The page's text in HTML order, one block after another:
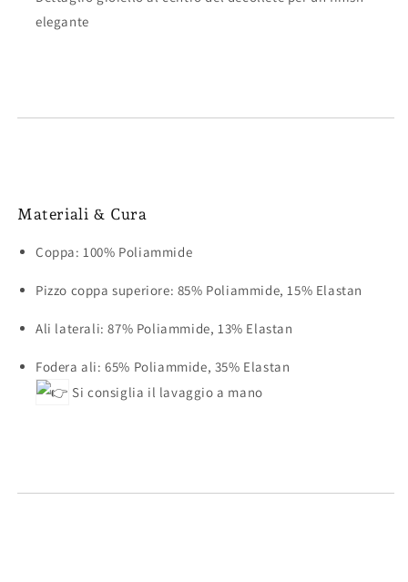
elegante
Materiali & Cura
Coppa: 100% Poliammide
Pizzo coppa superiore: 85% Poliammide, 15% Elastan
Ali laterali: 87% Poliammide, 13% Elastan
Fodera ali: 65% Poliammide, 35% Elastan
Si consiglia il lavaggio a mano